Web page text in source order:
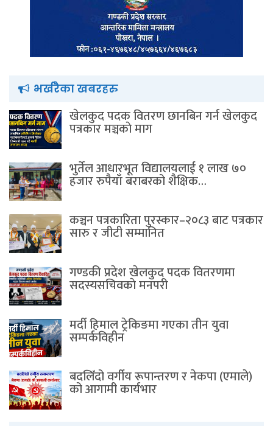
भर्खरैका खबरहरु
खेलकुद पदक वितरण छानबिन गर्न खेलकुद
पत्रकार मञ्चकाे माग
भुर्तेल आधारभूत विद्यालयलाई १ लाख ७०
हजार रुपैयाँ बराबरको शैक्षिक…
कञ्चन पत्रकारिता पुरस्कार–२०८३ बाट पत्रकार
सारु र जीटी सम्मानित
गण्डकी प्रदेश खेलकुद पदक वितरणमा
सदस्यसचिवकाे मनपरी
मर्दी हिमाल ट्रेकिङमा गएका तीन युवा
सम्पर्कविहीन
बदलिँदो वर्गीय रूपान्तरण र नेकपा (एमाले)
को आगामी कार्यभार